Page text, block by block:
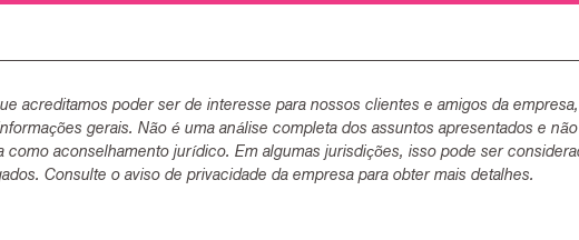
acreditamos poder ser de interesse para nossos clientes e amigos da empresa,
gerais. Não é uma análise completa dos assuntos apresentados e não
como aconselhamento jurídico. Em algumas jurisdições, isso pode ser
Consulte o aviso de privacidade da empresa para obter mais detalhes.